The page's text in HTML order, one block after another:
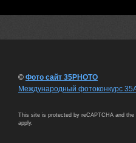
© Фото сайт 35PHOTO
Международный фотоконкурс
This site is protected by reCAPTCHA and the
apply.